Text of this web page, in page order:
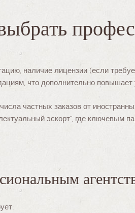
наличие лицензии (если
что дополнительно повышает
частных заказов от
эскорт”, где ключевым